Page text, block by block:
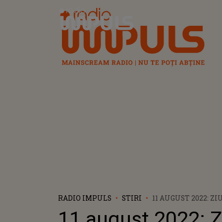
Radio Impuls
RADIO IMPULS STIRI
11 AUGUST 2022:
ALE TUTUROR